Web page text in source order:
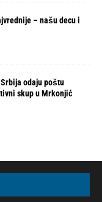
– našu decu i
odaju poštu
skup u Mrkonjić